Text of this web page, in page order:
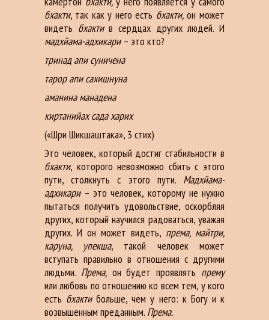
бхакти, так как у него есть бхакти, он может
видеть бхактив сердцах других людей. И
мадхйама-адхикари– это кто?
тринад апи суничена
тарор апи сахишнуна
аманина манадена
киртанийах сада харих
(«Шри Шикшаштака», 3 стих)
Это человек, который достиг стабильности в
бхакти, которого невозможно сбить с этого
пути, столкнуть с этого пути. Мадхйама-
адхикари– это человек, которому не нужно
пытаться получить удовольствие, оскорбляя
других, который научился радоваться, уважая
других. И он может видеть, према, майтри,
каруна, упекша, такой человек может
вступать правильно в отношения с другими
людьми. Према,он будет проявлять прему
или любовь по отношению ко всем тем, у кого
есть бхактибольше, чем у него: к Богу и к
возвышенным преданным. Према.